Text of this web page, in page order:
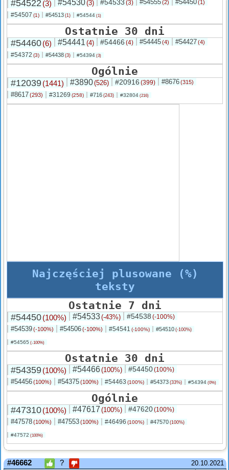
#54522 (3) #54530(3) #54533 (3) #54555(2) #54450(1)
#54507 (1) #54513 (1) #54544 (1)
Ostatnie 30 dni
#54460(6) #54441 (4) #54466 (4) #54445(4) #54427(4)
#54372 (3) #54438 (3) #54394 (3)
Ogólnie
#12039(1441) #3890(526) #20916 (399) #8676(315)
#8617(293) #31269 (258) #716 (243) #32804 (216)
Najczęściej plusowane (%)
teksty
Ostatnie 7 dni
#54450(100%) #54533(-43%) #54538 (-100%)
#54539(-100%) #54506(-100%) #54541 (-100%) #54510 (-100%)
#54565 (-100%)
Ostatnie 30 dni
#54359(100%) #54466(100%) #54450(100%)
#54456(100%) #54375(100%) #54463 (100%) #54373 (33%) #54394 (0%)
Ogólnie
#47310(100%) #47617 (100%) #47620(100%)
#47578(100%) #47553(100%) #46496 (100%) #47570 (100%)
#47572 (100%)
20.10.2021
#46662 ?